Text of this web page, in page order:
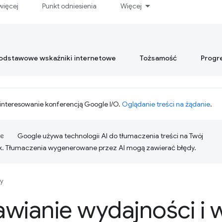
Punkt odniesienia Więcej
wskaźniki internetowe Tożsamość
konferencją Google I/O. Oglądanie treści na żądanie.
Google używa technologii AI do tłumaczenia treści na Twój
Tłumaczenia wygenerowane przez AI mogą zawierać błędy.
wydajności i